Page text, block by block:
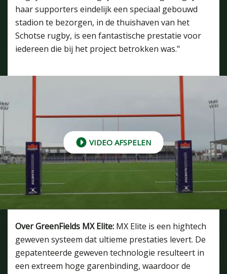
haar supporters eindelijk een speciaal gebouwd
stadion te bezorgen, in de thuishaven van het
Schotse rugby, is een fantastische prestatie voor
iedereen die bij het project betrokken was."
VIDEO AFSPELEN
Over GreenFields MX Elite: MX Elite is een hightech
geweven systeem dat ultieme prestaties levert. De
gepatenteerde geweven technologie resulteert in
een extreem hoge garenbinding, waardoor de